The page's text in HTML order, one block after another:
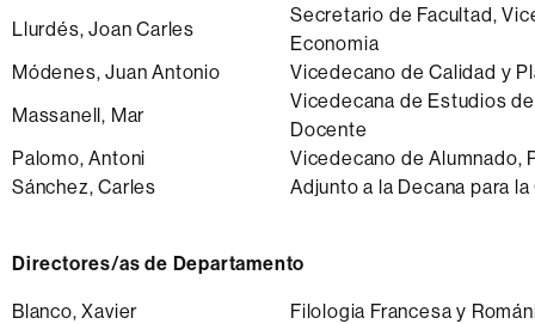
Llurdés, Joan Carles
Secretario de Facultad,
Economia
Módenes, Juan Antonio
Vicedecano de Calidad y
Massanell, Mar
Vicedecana de Estudios
Docente
Palomo, Antoni
Vicedecano de Alumnado,
Sánchez, Carles
Adjunto a la Decana para
Directores/as de Departamento
Blanco, Xavier
Filologia Francesa y